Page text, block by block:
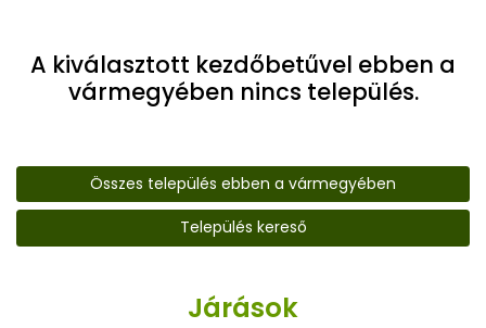
A kiválasztott kezdőbetűvel ebben a
vármegyében nincs település.
Összes település ebben a vármegyében
Település kereső
Járások